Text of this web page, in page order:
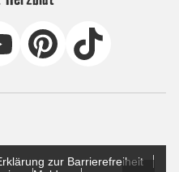
zur Barrierefreiheit